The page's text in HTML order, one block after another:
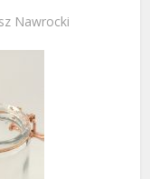
Nawrocki